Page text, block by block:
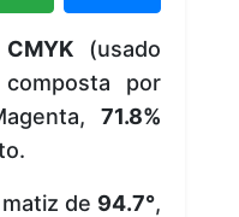
CMYK(usado
por
71.8%
de 94.7°,